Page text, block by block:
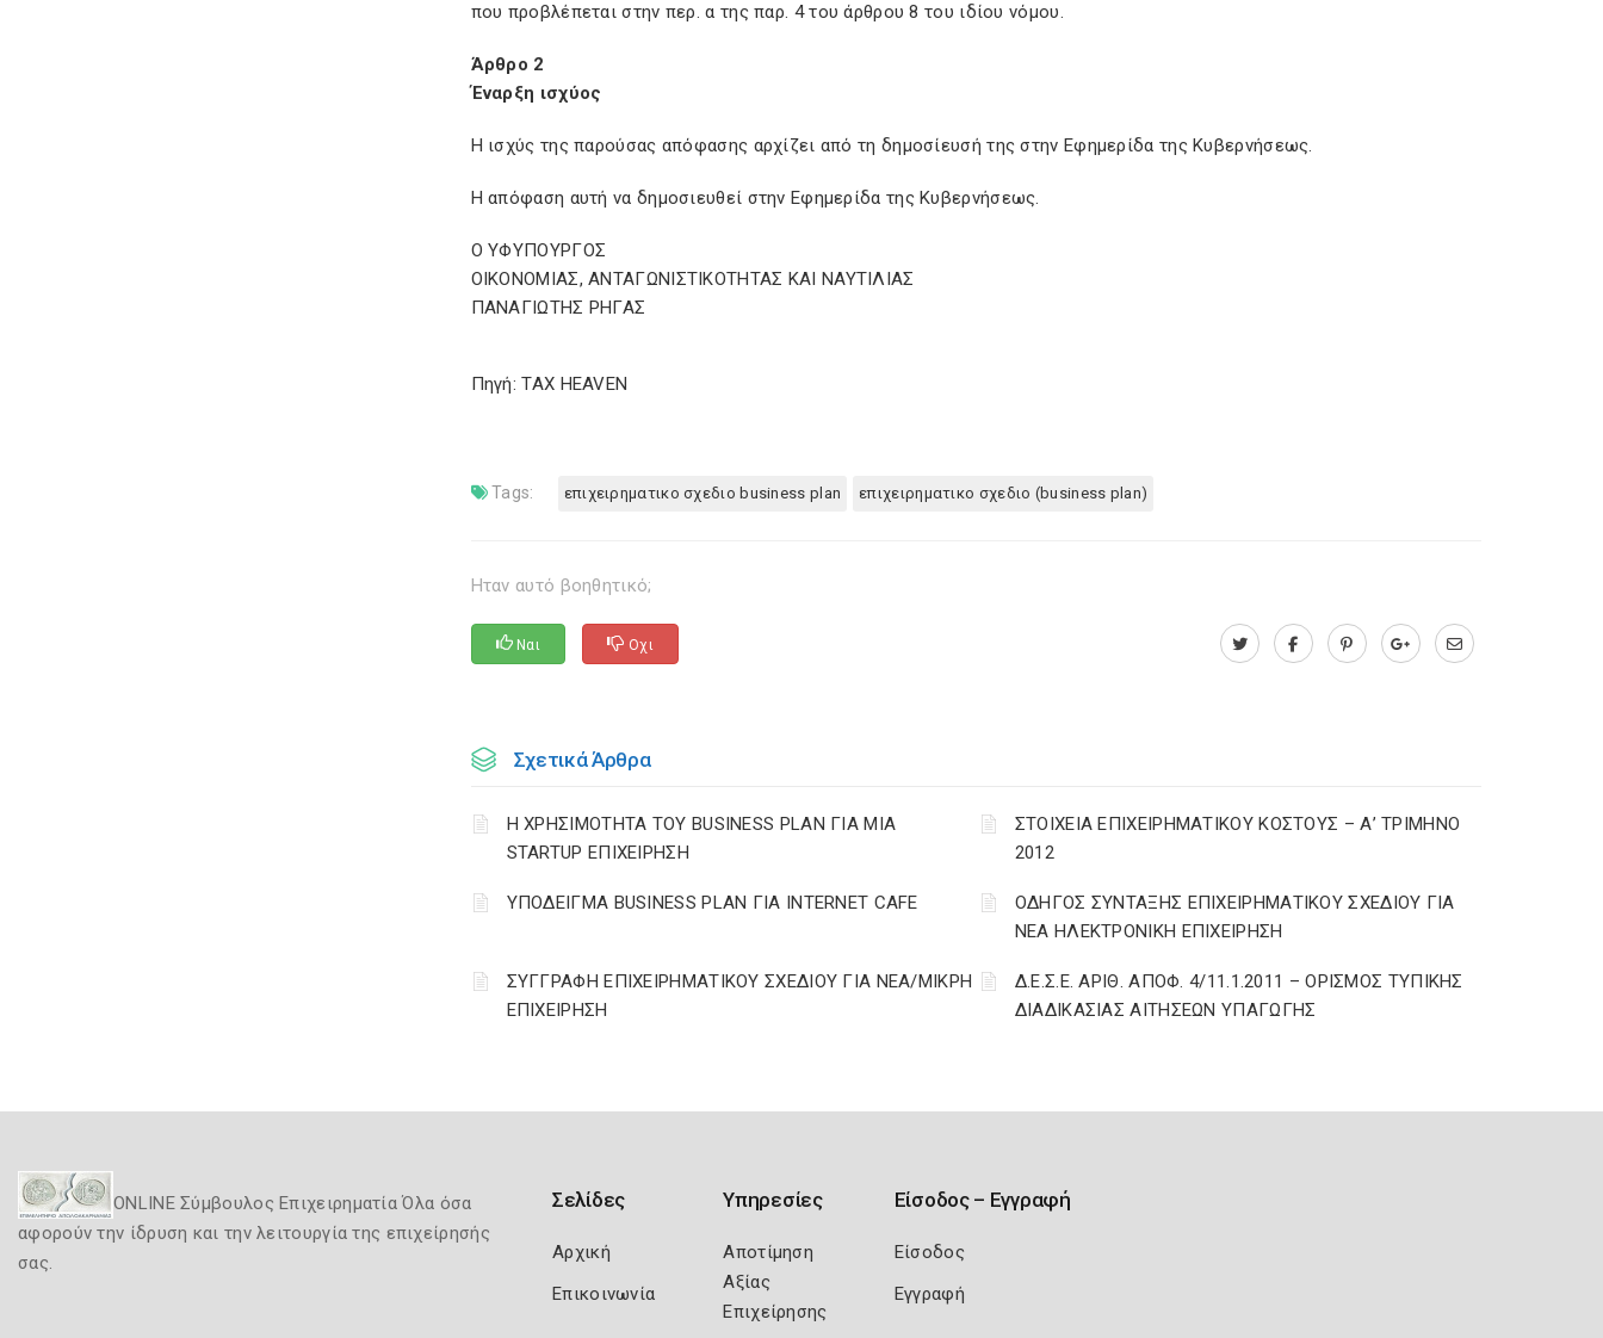
που προβλέπεται στην περ. α της παρ. 4 του άρθρου 8 του ιδίου νόμου.
Άρθρο 2
Έναρξη ισχύος
Η ισχύς της παρούσας απόφασης αρχίζει από τη δημοσίευσή της στην Εφημερίδα της Κυβερνήσεως.
Η απόφαση αυτή να δημοσιευθεί στην Εφημερίδα της Κυβερνήσεως.
Ο ΥΦΥΠΟΥΡΓΟΣ
ΟΙΚΟΝΟΜΙΑΣ, ΑΝΤΑΓΩΝΙΣΤΙΚΟΤΗΤΑΣ ΚΑΙ ΝΑΥΤΙΛΙΑΣ
ΠΑΝΑΓΙΩΤΗΣ ΡΗΓΑΣ
Πηγή: TAX HEAVEN
Tags: επιχειρηματικο σχεδιο business plan επιχειρηματικο σχεδιο (business plan)
Ηταν αυτό βοηθητικό;
Ναι Οχι
Σχετικά Άρθρα
Η ΧΡΗΣΙΜΟΤΗΤΑ ΤΟΥ BUSINESS PLAN ΓΙΑ ΜΙΑ
STARTUP ΕΠΙΧΕΙΡΗΣΗ
ΣΤΟΙΧΕΙΑ ΕΠΙΧΕΙΡΗΜΑΤΙΚΟΥ ΚΟΣΤΟΥΣ – Α’ ΤΡΙΜΗΝΟ
2012
ΥΠΟΔΕΙΓΜΑ BUSINESS PLAN ΓΙΑ INTERNET CAFE
ΟΔΗΓΟΣ ΣΥΝΤΑΞΗΣ ΕΠΙΧΕΙΡΗΜΑΤΙΚΟΥ ΣΧΕΔΙΟΥ ΓΙΑ
ΝΕΑ ΗΛΕΚΤΡΟΝΙΚΗ ΕΠΙΧΕΙΡΗΣΗ
ΣΥΓΓΡΑΦΗ ΕΠΙΧΕΙΡΗΜΑΤΙΚΟΥ ΣΧΕΔΙΟΥ ΓΙΑ ΝΕΑ/ΜΙΚΡΗ
ΕΠΙΧΕΙΡΗΣΗ
Δ.Ε.Σ.Ε. ΑΡΙΘ. ΑΠΟΦ. 4/11.1.2011 – ΟΡΙΣΜΟΣ ΤΥΠΙΚΗΣ
ΔΙΑΔΙΚΑΣΙΑΣ ΑΙΤΗΣΕΩΝ ΥΠΑΓΩΓΗΣ
ONLINE Σύμβουλος Επιχειρηματία Όλα όσα
αφορούν την ίδρυση και την λειτουργία της επιχείρησής
σας.
Σελίδες
Αρχική
Επικοινωνία
Υπηρεσίες
Αποτίμηση
Αξίας
Επιχείρησης
Είσοδος – Εγγραφή
Είσοδος
Εγγραφή